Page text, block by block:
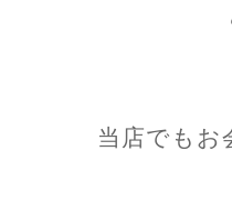
当店でもお